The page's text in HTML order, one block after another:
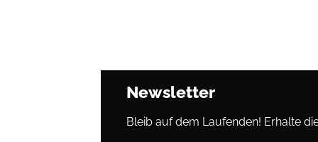
Newsletter
Bleib auf dem Laufenden! Erhalte